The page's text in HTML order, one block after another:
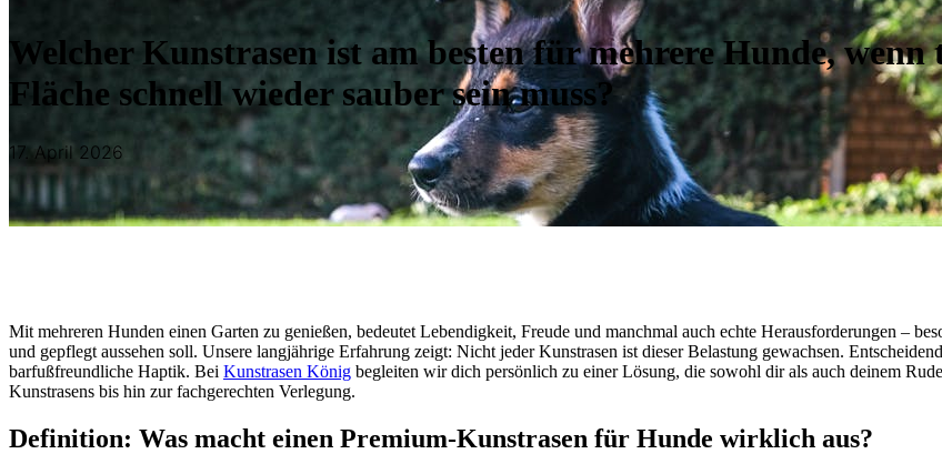
Welcher Kunstrasen ist am besten für mehrere Hunde,
Fläche schnell wieder sauber sein muss?
17. April 2026
Mit mehreren Hunden einen Garten zu genießen, bedeutet Lebendigkeit, Freude und manchmal auch echte Herausforderungen –
und gepflegt aussehen soll. Unsere langjährige Erfahrung zeigt: Nicht jeder Kunstrasen ist dieser Belastung gewachsen.
barfußfreundliche Haptik. Bei Kunstrasen König begleiten wir dich persönlich zu einer Lösung, die sowohl dir als auch deinem
Kunstrasens bis hin zur fachgerechten Verlegung.
Definition: Was macht einen Premium-Kunstrasen für Hunde wirklich aus?